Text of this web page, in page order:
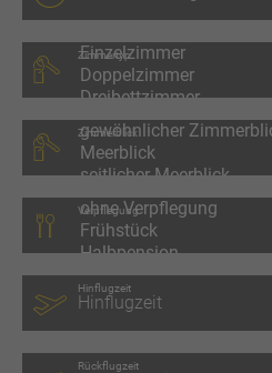
Zimmertyp
Zimmerblick
Verpflegung
Hinflugzeit
Rückflugzeit